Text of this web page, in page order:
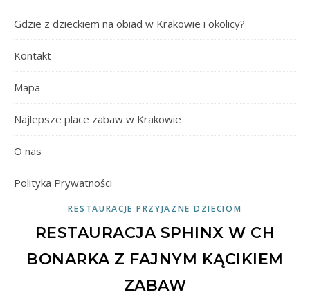
Gdzie z dzieckiem na obiad w Krakowie i okolicy?
Kontakt
Mapa
Najlepsze place zabaw w Krakowie
O nas
Polityka Prywatności
RESTAURACJE PRZYJAZNE DZIECIOM
RESTAURACJA SPHINX W CH
BONARKA Z FAJNYM KĄCIKIEM
ZABAW